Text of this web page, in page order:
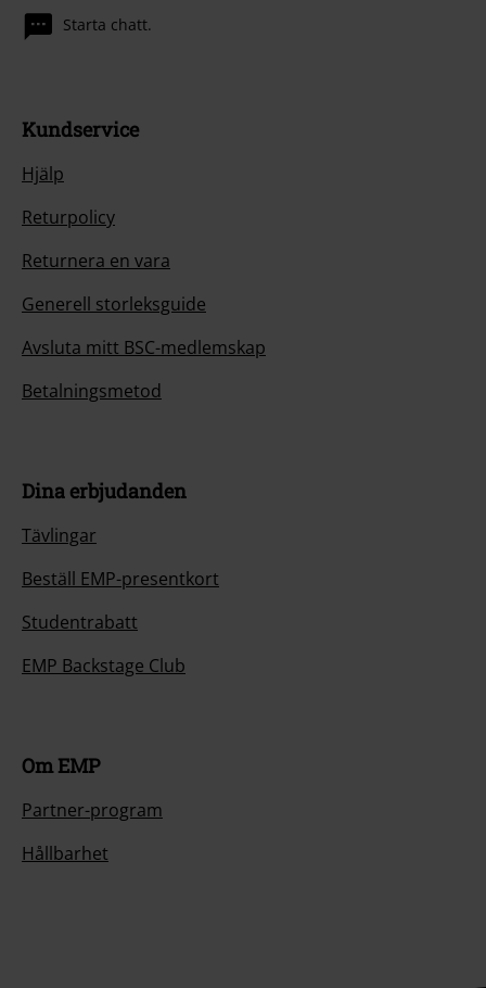
Starta chatt.
Kundservice
Hjälp
Returpolicy
Returnera en vara
Generell storleksguide
Avsluta mitt BSC-medlemskap
Betalningsmetod
Dina erbjudanden
Tävlingar
Beställ EMP-presentkort
Studentrabatt
EMP Backstage Club
Om EMP
Partner-program
Hållbarhet